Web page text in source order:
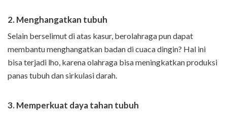
2. Menghangatkan tubuh
Selain berselimut di atas kasur, berolahraga pun dapat
membantu menghangatkan badan di cuaca dingin? Hal ini
bisa terjadi lho, karena olahraga bisa meningkatkan produksi
panas tubuh dan sirkulasi darah.
3. Memperkuat daya tahan tubuh